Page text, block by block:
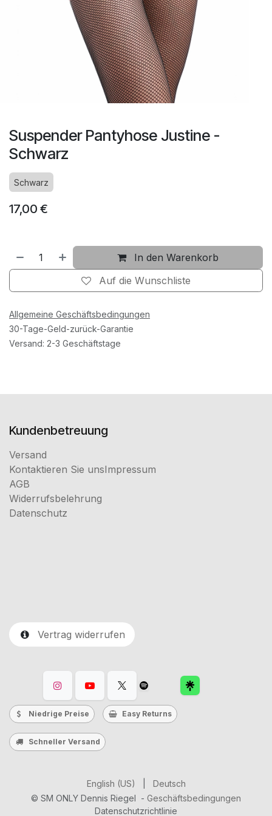
Suspender Pantyhose Justine -
Schwarz
Schwarz
17,00 €
In den Warenkorb
Auf die Wunschliste
Allgemeine Geschäftsbedingungen
30-Tage-Geld-zurück-Garantie
Versand: 2-3 Geschäftstage
Kundenbetreuung
Versand
Kontaktieren Sie unsImpressum
AGB
Widerrufsbelehrung
Datenschutz
Vertrag widerrufen
Niedrige Preise Easy Returns
Schneller Versand
© SM ONLY Dennis Riegel - Geschäftsbedingungen
Datenschutzrichtlinie
English (US) Deutsch